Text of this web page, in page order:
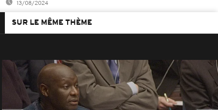
13/08/2024
SUR LE MÊME THÈME